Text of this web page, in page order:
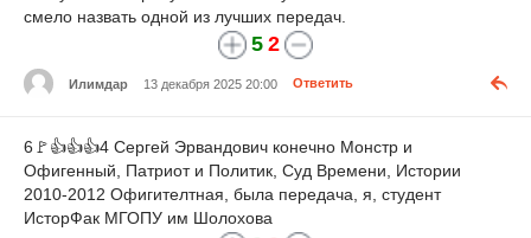
смело назвать одной из лучших передач.
5 2
Илимдар 13 декабря 2025 20:00 Ответить
6🚩👍👍👍4 Сергей Эрвандович конечно Монстр и
Офигенный, Патриот и Политик, Суд Времени, Истории
2010-2012 Офигителтная, была передача, я, студент
ИсторФак МГОПУ им Шолохова